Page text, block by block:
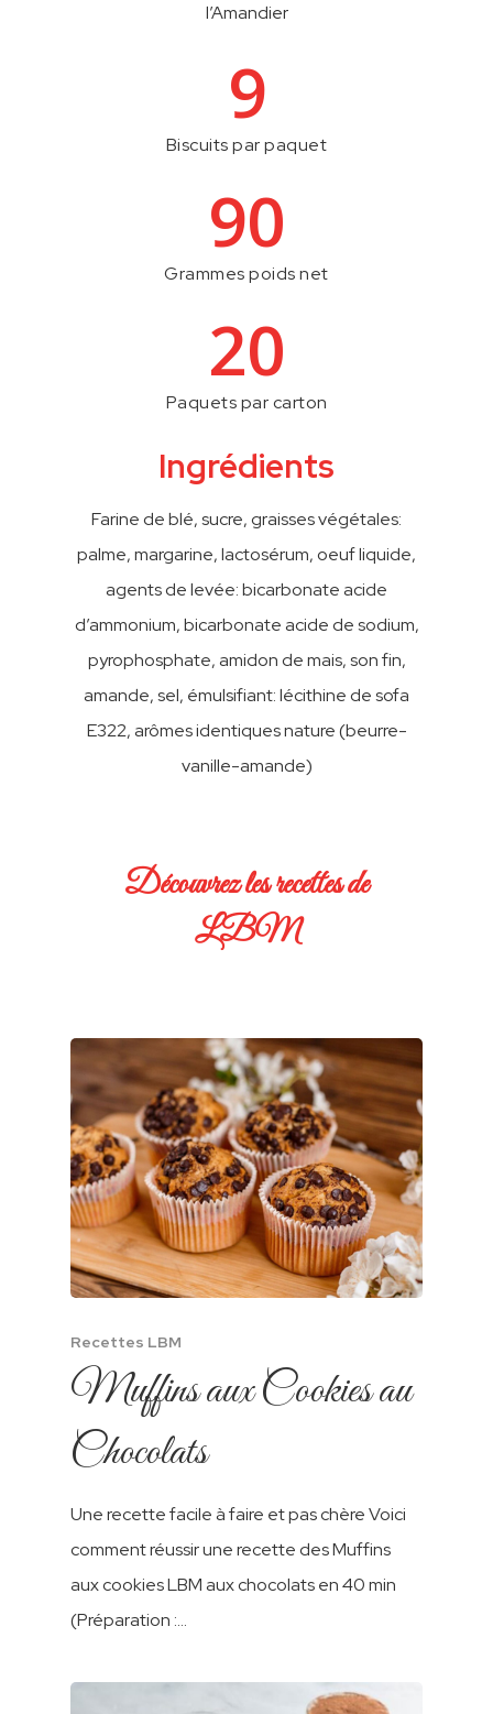
l’Amandier
9
Biscuits par paquet
90
Grammes poids net
20
Paquets par carton
Ingrédients
Farine de blé, sucre, graisses végétales:
palme, margarine, lactosérum, oeuf liquide,
agents de levée: bicarbonate acide
d’ammonium, bicarbonate acide de sodium,
pyrophosphate, amidon de mais, son fin,
amande, sel, émulsifiant: lécithine de sofa
E322, arômes identiques nature (beurre-
vanille-amande)
Découvrez les recettes de
LBM
Recettes LBM
Muffins aux Cookies au
Chocolats
Une recette facile à faire et pas chère Voici
comment réussir une recette des Muffins
aux cookies LBM aux chocolats en 40 min
(Préparation :…